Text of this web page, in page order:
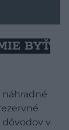
BYŤ
náhradné
v